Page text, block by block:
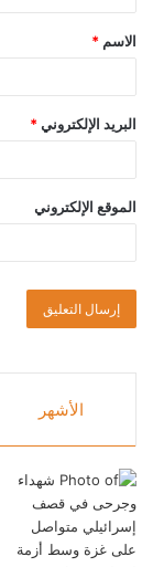
الاسم *
البريد الإلكتروني *
الموقع الإلكتروني
الأشهر